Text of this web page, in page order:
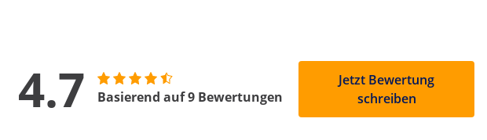
4.7 Basierend auf 9 Bewertungen
Jetzt Bewertung
schreiben